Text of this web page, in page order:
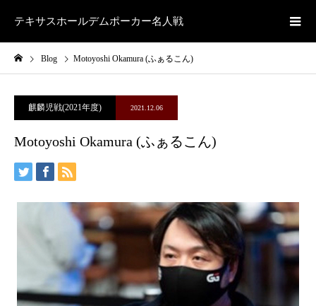
テキサスホールデムポーカー名人戦
Blog Motoyoshi Okamura (ふぁるこん)
麒麟児戦(2021年度) 2021.12.06
Motoyoshi Okamura (ふぁるこん)